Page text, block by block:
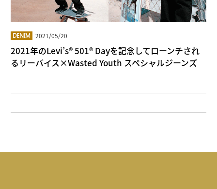
DENIM 2021/05/20
2021年のLevi’s® 501® Dayを記念してローンチされ
るリーバイス×Wasted Youth スペシャルジーンズ